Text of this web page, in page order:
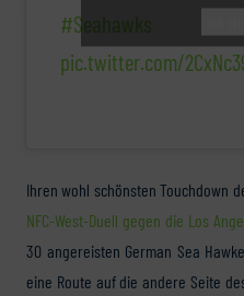
#Seahawks
pic.twitter.com/
Ihren wohl schönsten Touchdown
NFC-West-Duell gegen die Los
30 angereisten German Sea
eine Route auf die andere Seite